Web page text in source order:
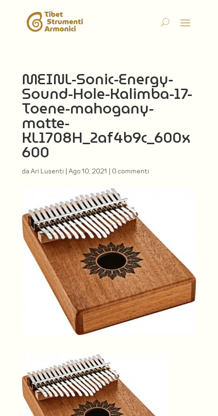
MEINL-Sonic-Energy-
Sound-Hole-Kalimba-17-
Toene-mahogany-
matte-
KL1708H_2af4b9c_600x
600
daAri Lusenti | Ago 10, 2021 | 0 commenti